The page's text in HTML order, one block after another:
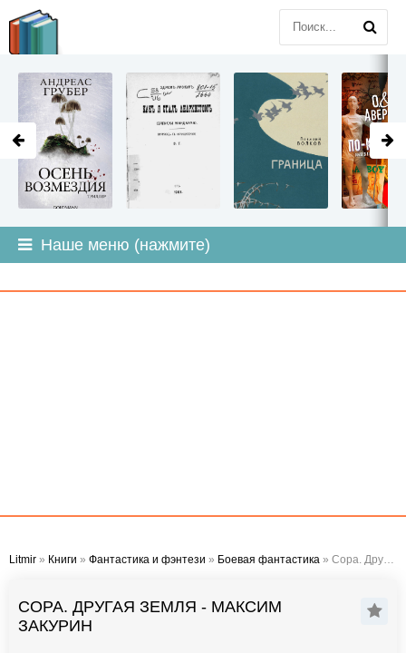
Наше меню (нажмите)
Litmir » Книги » Фантастика и фэнтези » Боевая фантастика » Сора. Другая Земля - Максим Закурин
СОРА. ДРУГАЯ ЗЕМЛЯ - МАКСИМ
ЗАКУРИН
LITMIR.ORG